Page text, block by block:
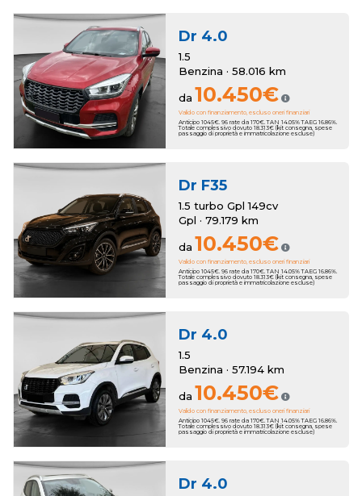
Dr 4.0
1.5
Benzina · 58.016 km
da 10.450€
Valido con finanziamento, escluso oneri finanziari
Anticipo 1045€. 96 rate da 170€. TAN 14.05% TAEG 16.86%.
Totale complessivo dovuto 18.313€ (kit consegna, spese
passaggio di proprietà e immatricolazione escluse)
Dr F35
1.5 turbo Gpl 149cv
Gpl · 79.179 km
da 10.450€
Valido con finanziamento, escluso oneri finanziari
Anticipo 1045€. 96 rate da 170€. TAN 14.05% TAEG 16.86%.
Totale complessivo dovuto 18.313€ (kit consegna, spese
passaggio di proprietà e immatricolazione escluse)
Dr 4.0
1.5
Benzina · 57.194 km
da 10.450€
Valido con finanziamento, escluso oneri finanziari
Anticipo 1045€. 96 rate da 170€. TAN 14.05% TAEG 16.86%.
Totale complessivo dovuto 18.313€ (kit consegna, spese
passaggio di proprietà e immatricolazione escluse)
Dr 4.0